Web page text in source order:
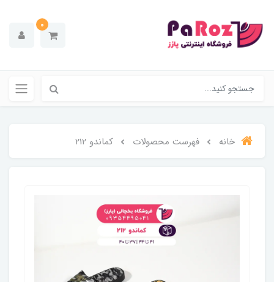
0
خانه فهرست محصولات کماندو 212